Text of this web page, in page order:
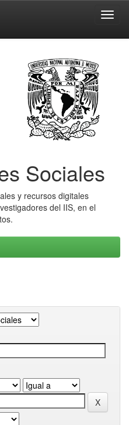
Sociales
y recursos digitales
del IIS, en el